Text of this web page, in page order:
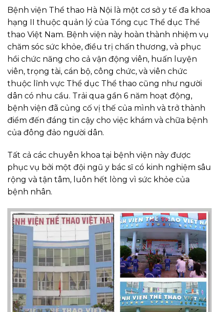
Bệnh viện Thể thao Hà Nội là một cơ sở y tế đa khoa
hạng II thuộc quản lý của Tổng cục Thể dục Thể
thao Việt Nam. Bệnh viện này hoàn thành nhiệm vụ
chăm sóc sức khỏe, điều trị chấn thương, và phục
hồi chức năng cho cả vận động viên, huấn luyện
viên, trọng tài, cán bộ, công chức, và viên chức
thuộc lĩnh vực Thể dục Thể thao cũng như người
dân có nhu cầu. Trải qua gần 6 năm hoạt động,
bệnh viện đã củng cố vị thế của mình và trở thành
điểm đến đáng tin cậy cho việc khám và chữa bệnh
của đông đảo người dân.
Tất cả các chuyên khoa tại bệnh viện này được
phục vụ bởi một đội ngũ y bác sĩ có kinh nghiệm sâu
rộng và tận tâm, luôn hết lòng vì sức khỏe của
bệnh nhân.